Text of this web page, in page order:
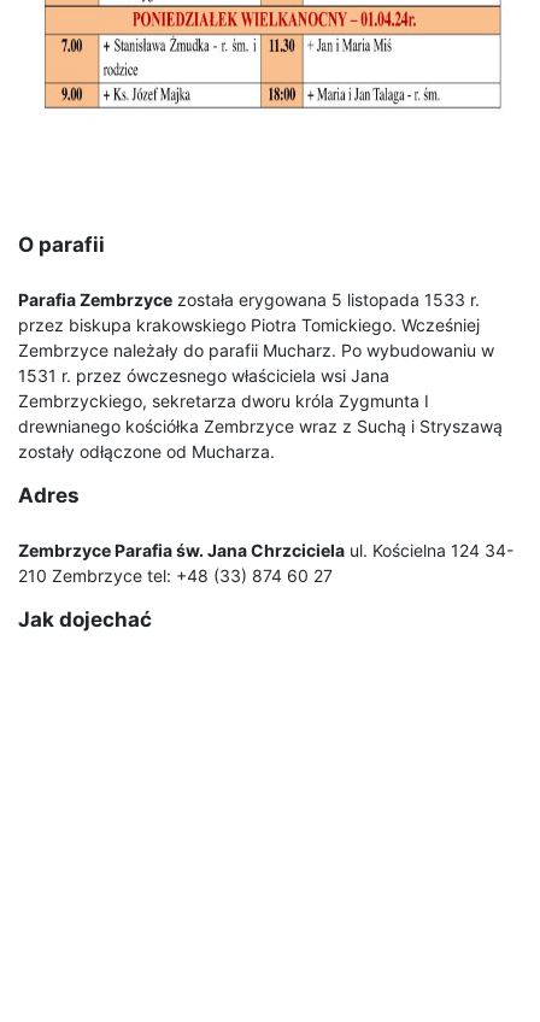
O parafii
Parafia Zembrzyce została erygowana 5 listopada 1533 r.
przez biskupa krakowskiego Piotra Tomickiego. Wcześniej
Zembrzyce należały do parafii Mucharz. Po wybudowaniu w
1531 r. przez ówczesnego właściciela wsi Jana
Zembrzyckiego, sekretarza dworu króla Zygmunta I
drewnianego kościółka Zembrzyce wraz z Suchą i Stryszawą
zostały odłączone od Mucharza.
Adres
Zembrzyce Parafia św. Jana Chrzciciela ul. Kościelna 124 34-
210 Zembrzyce tel: +48 (33) 874 60 27
Jak dojechać